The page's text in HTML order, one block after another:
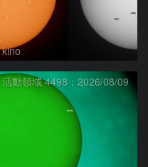
kino
活動領域 4498：2026/08/09